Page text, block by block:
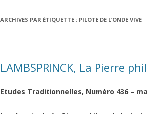
COMPTES
OPÉRATIVITÉ ET MAÇONNERIE
DARKNESS VISIBLE PARTIE 2
MARCEL
UNE
RENÉ GUÉNON
T-ON ?
ARCHIVES PAR ÉTIQUETTE : PILOTE DE L’ONDE VIVE
LAMBSPRINCK, La Pierre
Etudes Traditionnelles, Numéro 436 –